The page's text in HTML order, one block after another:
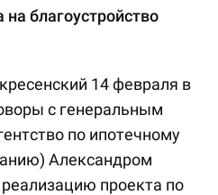
благоустройство
14 февраля в
с генеральным
по ипотечному
Александром
проекта по